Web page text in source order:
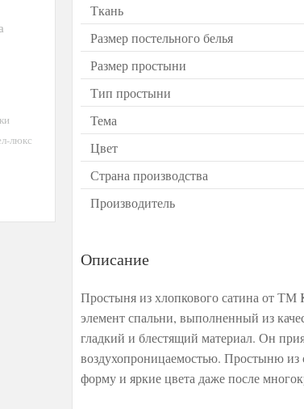
Ткань
Размер постельного белья
Размер простыни
Тип простыни
Тема
Цвет
Страна производства
Производитель
Описание
Простыня из хлопкового сатина от ТМ
элемент спальни, выполненный из
гладкий и блестящий материал. Он
воздухопроницаемостью. Простыню из
форму и яркие цвета даже после
люкс